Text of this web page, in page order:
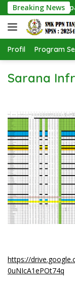
Langsung
ke
konten
Breaking News
Tanjungsari
Profil Program
Sarana
https://
0uNIcA1ePOt74q